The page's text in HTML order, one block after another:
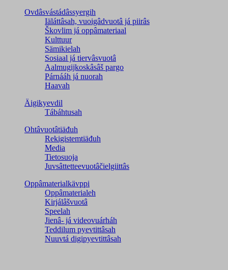
Ovdâsvástádâssyergih
Iäláttâsah, vuoigâdvuotâ já piirâs
Škovlim já oppâmateriaal
Kulttuur
Sämikielah
Sosiaal já tiervâsvuotâ
Aalmugijkoskâsâš pargo
Párnááh já nuorah
Haavah
Äigikyevdil
Tábáhtusah
Ohtâvuotâtiäđuh
Rekigistemtiäđuh
Media
Tietosuoja
Juvsâttetteevuotâčielgiittâs
Oppâmaterialkävppi
Oppâmaterialeh
Kirjálâšvuotâ
Speelah
Jienâ- já videovuárháh
Teddilum pyevtittâsah
Nuuvtá digipyevtittâsah